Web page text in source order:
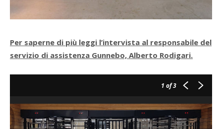
Per saperne di più leggi l’intervista al responsabile del
servizio di assistenza Gunnebo, Alberto Rodigari.
1 of 3